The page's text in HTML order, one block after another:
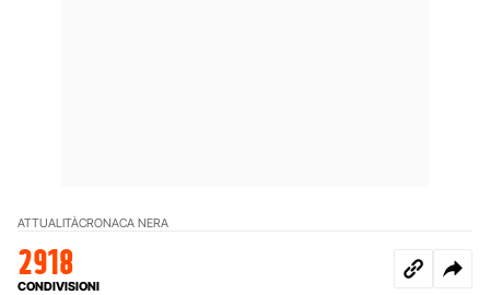
ATTUALITÀCRONACA NERA
2918
CONDIVISIONI